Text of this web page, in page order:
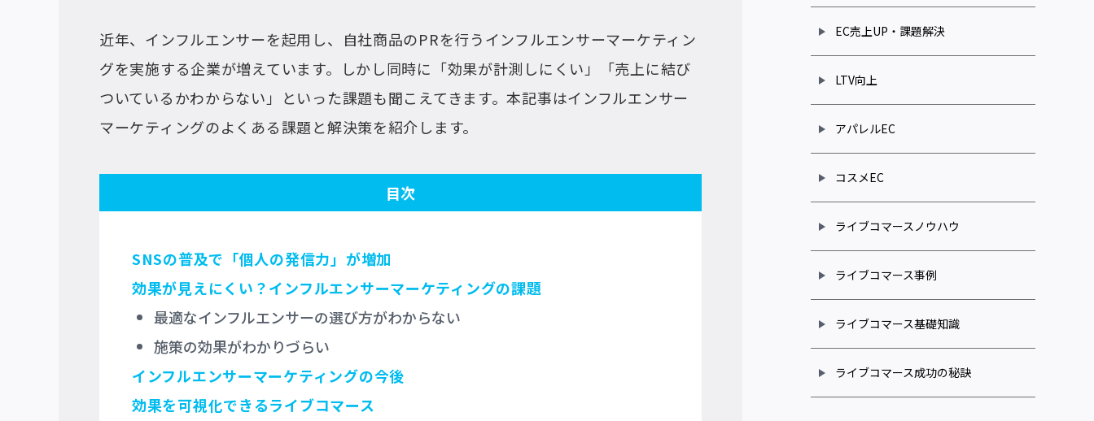
近年、インフルエンサーを起用し、自社商品のPRを行うインフルエンサーマーケティン
グを実施する企業が増えています。しかし同時に「効果が計測しにくい」「売上に結び
ついているかわからない」といった課題も聞こえてきます。本記事はインフルエンサー
マーケティングのよくある課題と解決策を紹介します。
目次
SNSの普及で「個人の発信力」が増加
効果が見えにくい？インフルエンサーマーケティングの課題
最適なインフルエンサーの選び方がわからない
施策の効果がわかりづらい
インフルエンサーマーケティングの今後
効果を可視化できるライブコマース
EC売上UP・課題解決
LTV向上
アパレルEC
コスメEC
ライブコマースノウハウ
ライブコマース事例
ライブコマース基礎知識
ライブコマース成功の秘訣